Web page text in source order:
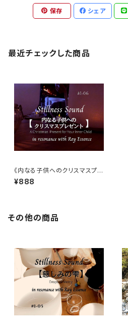
保存 シェア
最近チェックした商品
《内なる子供へのクリスマスプレ
ゼント》スティルネスサウンド【ダ
ウンロード音源】
¥888
その他の商品